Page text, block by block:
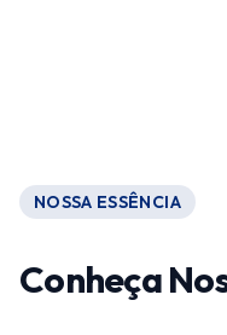
NOSSA ESSÊNCIA
Conheça